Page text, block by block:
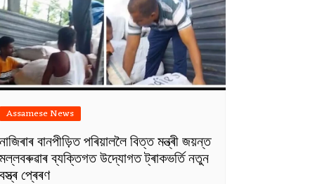
Assamese News
বানপীড়িত পৰিয়াললৈ বিত্ত মন্ত্ৰী জয়ন্ত
ব্যক্তিগত উদ্যোগত ট্ৰাকভৰ্তি নতুন
প্ৰেৰণ